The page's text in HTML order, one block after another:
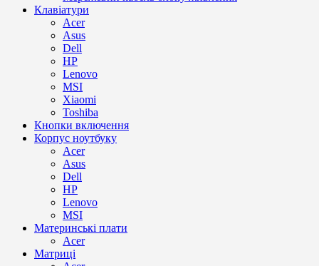
Клавіатури
Acer
Asus
Dell
HP
Lenovo
MSI
Xiaomi
Toshiba
Кнопки включення
Корпус ноутбуку
Acer
Asus
Dell
HP
Lenovo
MSI
Материнські плати
Acer
Матриці